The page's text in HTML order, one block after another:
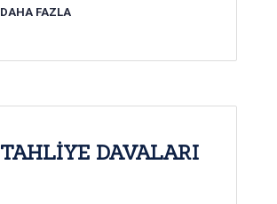
DAHA FAZLA
TAHLİYE DAVALARI